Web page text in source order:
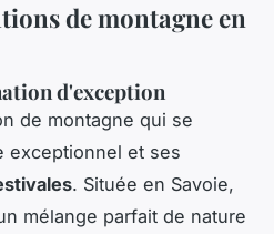
de montagne en
d'exception
de montagne qui se
exceptionnel et ses
. Située en Savoie,
mélange parfait de nature